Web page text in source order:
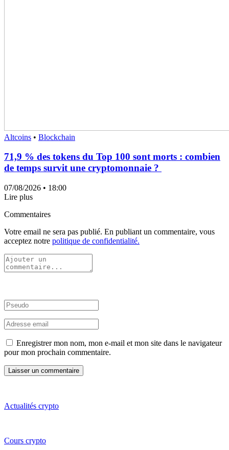
Altcoins • Blockchain
71,9 % des tokens du Top 100 sont morts : combien
de temps survit une cryptomonnaie ?
07/08/2026 • 18:00
Lire plus
Commentaires
Votre email ne sera pas publié. En publiant un commentaire, vous
acceptez notre politique de confidentialité.
Enregistrer mon nom, mon e-mail et mon site dans le navigateur
pour mon prochain commentaire.
Actualités crypto
Cours crypto